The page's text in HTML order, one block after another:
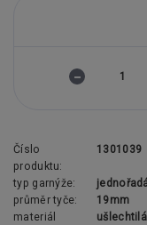
Číslo
produktu:
1301039
typ garnýže:
průměr tyče:
19mm
materiál